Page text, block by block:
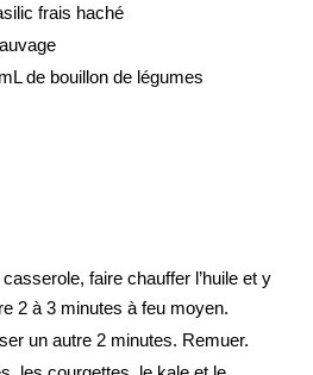
frais haché
de bouillon de légumes
faire chauffer l’huile et y
2 à 3 minutes à feu moyen.
un autre 2 minutes. Remuer.